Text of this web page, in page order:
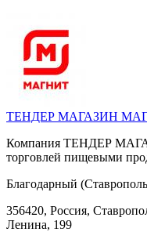
ТЕНДЕР МАГАЗИН
Компания ТЕНДЕР
торговлей пищевыми
Благодарный
356420, Россия,
Ленина, 199